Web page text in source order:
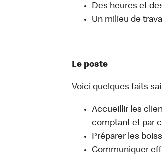
Des heures et
Un milieu de
Le poste
Voici quelques faits
Accueillir les
comptant et par
Préparer les
Communiquer